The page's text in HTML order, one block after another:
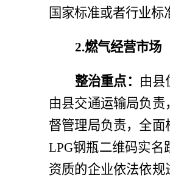
国家标准或者行业
2.燃气经营市场
整治重点： 由县
由县交通运输局负
督管理局负责，全
LPG钢瓶二维码实
资质的企业依法依